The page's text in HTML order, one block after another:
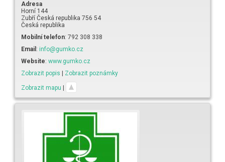
Adresa
Horní 144
Zubří Česká republika 756 54
Česká republika
Mobilní telefon: 792 308 338
Email : info@gumko.cz
Website: www.gumko.cz
Zobrazit popis
Zobrazit poznámky
Zobrazit mapu